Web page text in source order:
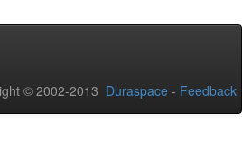
© 2002-2013 Duraspace - Feedback